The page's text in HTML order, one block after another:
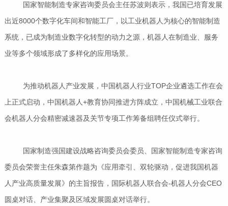
国家智能制造专家咨询委员会主任苏波则表示，我国已培育发展
出近8000个数字化车间和智能工厂，以工业机器人为核心的智能制造
系统，已成为制造业数字化转型的动力之源，机器人在制造业、服务
业等多个领域形成了多样化的应用场景。
为推动机器人产业发展，中国机器人行业TOP企业遴选工作在会
上正式启动，中国机器人+教育协同推进方阵成立，中国机械工业联合
会机器人分会精密减速器及关节专项工作筹备组聘任仪式举行。
国家制造强国建设战略咨询委员会委员、国家智能制造专家咨询
委员会荣誉主任朱森第作题为《应用牵引、双轮驱动，促进我国机器
人产业高质量发展》的主旨报告，国际机器人联合会-机器人分会CEO
圆桌对话、产业集聚及区域发展圆桌对话举行。